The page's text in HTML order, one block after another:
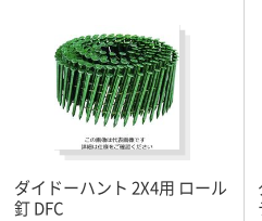
ダイドーハント 2X4用 ロール
釘 DFC